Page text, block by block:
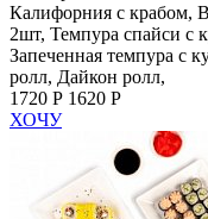
Калифорния с крабом,
2шт, Темпура спайси с
Запеченная темпура с
ролл, Дайкон ролл,
1720 Р 1620 Р
ХОЧУ